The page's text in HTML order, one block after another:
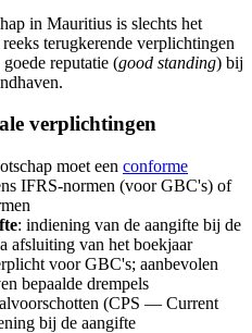
in Mauritius is slechts het
terugkerende verplichtingen
reputatie (good standing) bij
verplichtingen
moet een conforme
IFRS-normen (voor GBC's) of
: indiening van de aangifte bij de
afsluiting van het boekjaar
voor GBC's; aanbevolen
bepaalde drempels
(CPS — Current
bij de aangifte